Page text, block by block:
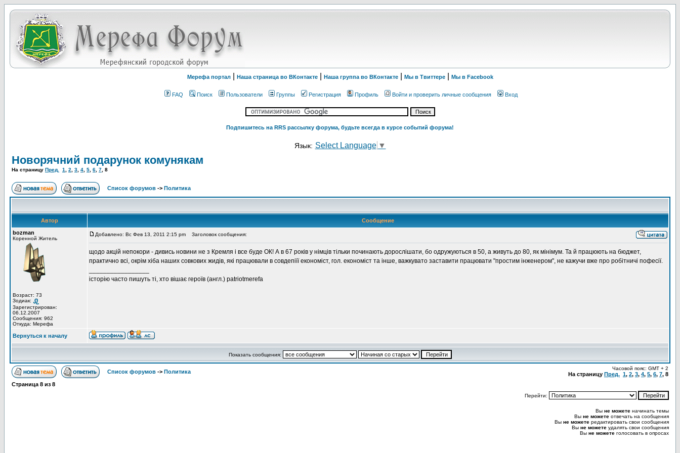
Мерефа портал| Наша страница во ВКонтакте| Наша группа во ВКонтакте| Мы в Твиттере| Мы в Facebook
FAQ Поиск Пользователи Группы Регистрация Профиль Войти и проверить личные сообщения Вход
Подпишитесь на RRS рассылку форума, будьте всегда в курсе событий форума!
Язык: Select Language ▼
Новорячний подарунок комунякам
На страницу Пред. 1 2 3 4 5 6 7 8
Список форумов -> Политика
Автор
Сообщение
bozman
Коренной Житель
Возраст: 73
Зодиак:
Зарегистрирован:
06.12.2007
Сообщения: 962
Откуда: Мерефа
Добавлено: Вс Фев 13, 2011 2:15 pm Заголовок сообщения:
щодо акцій непокори - дивись новини не з Кремля і все буде ОК! А в 67 років у німців тільки починають дорослішати, бо одружуються в 50, а живуть до 80, як мінімум. Та й працюють на бюджет,
практично всі, окрім хіба наших совкових жидів, які працювали в совдепіїї економіст, гол. економіст та інше, важкувато заставити працювати "простим інженером", не кажучи вже про робітничі пофесії.
історію часто пишуть ті, хто вішає героїв (англ.) patriotmerefa
Вернуться к началу
Показать сообщения:
Список форумов -> Политика
Часовой пояс: GMT + 2
На страницу Пред. 1, 2, 3, 4, 5, 6, 7, 8
Страница 8 из 8
Перейти:
Вы не можете начинать темы
Вы не можете отвечать на сообщения
Вы не можете редактировать свои сообщения
Вы не можете удалять свои сообщения
Вы не можете голосовать в опросах